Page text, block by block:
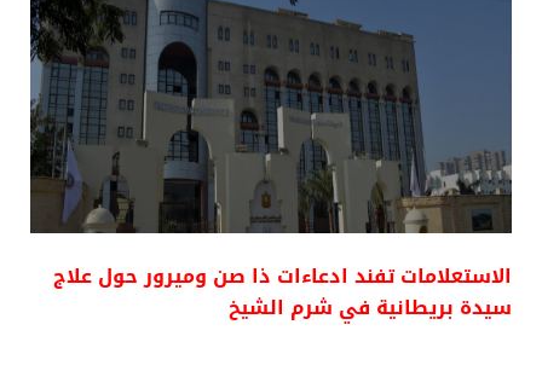
الاستعلامات تفند ادعاءات ذا صن وميرور حول علاج
سيدة بريطانية في شرم الشيخ